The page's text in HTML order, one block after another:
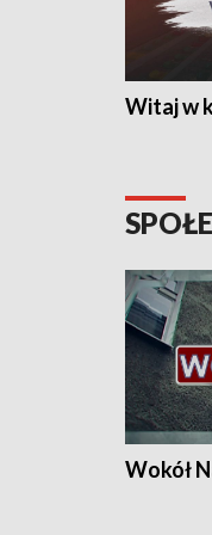
Witaj w
Wokół